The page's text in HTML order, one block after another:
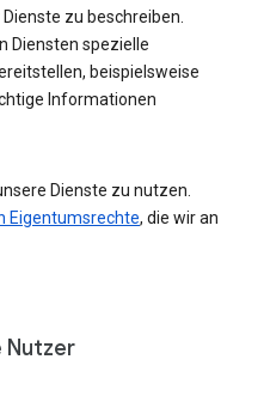
zu beschreiben.
Diensten spezielle
beispielsweise
Informationen
Dienste zu nutzen.
Eigentumsrechte, die wir an
Nutzer